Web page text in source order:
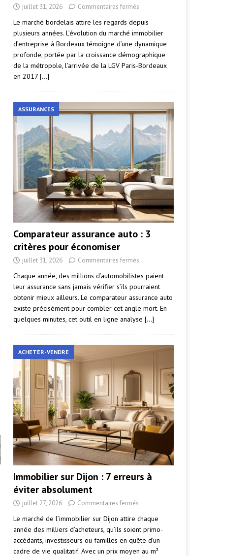
juillet 31, 2026 Commentaires fermés
Le marché bordelais attire les regards depuis
plusieurs années. L’évolution du marché immobilier
d’entreprise à Bordeaux témoigne d’une dynamique
profonde, portée par la croissance démographique
de la métropole, l’arrivée de la LGV Paris-Bordeaux
en 2017 […]
ASSURANCES
Comparateur assurance auto : 3
critères pour économiser
juillet 31, 2026 Commentaires fermés
Chaque année, des millions d’automobilistes paient
leur assurance sans jamais vérifier s’ils pourraient
obtenir mieux ailleurs. Le comparateur assurance auto
existe précisément pour combler cet angle mort. En
quelques minutes, cet outil en ligne analyse […]
ACHETER-VENDRE
Immobilier sur Dijon : 7 erreurs à
éviter absolument
juillet 27, 2026 Commentaires fermés
Le marché de l’immobilier sur Dijon attire chaque
année des milliers d’acheteurs, qu’ils soient primo-
accédants, investisseurs ou familles en quête d’un
cadre de vie qualitatif. Avec un prix moyen au m²